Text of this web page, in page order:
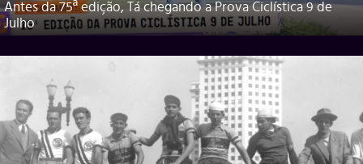
Antes da 75ª edição, Tá chegando a Prova Ciclística 9 de
Julho